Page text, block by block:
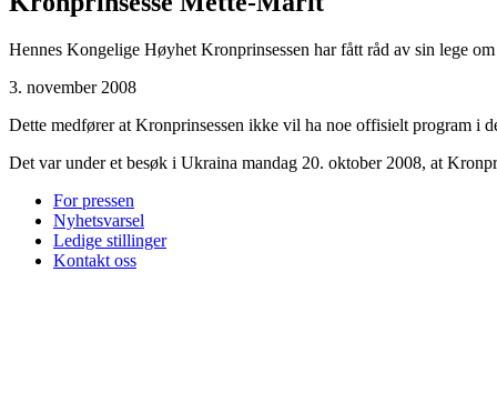
Hennes Kongelige Høyhet Kronprinsessen har fått råd av sin lege
3. november 2008
Dette medfører at Kronprinsessen ikke vil ha noe offisielt program i
Det var under et besøk i Ukraina mandag 20. oktober 2008, at
For pressen
Nyhetsvarsel
Ledige stillinger
Kontakt oss